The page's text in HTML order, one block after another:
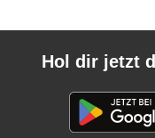
Hol dir jetzt